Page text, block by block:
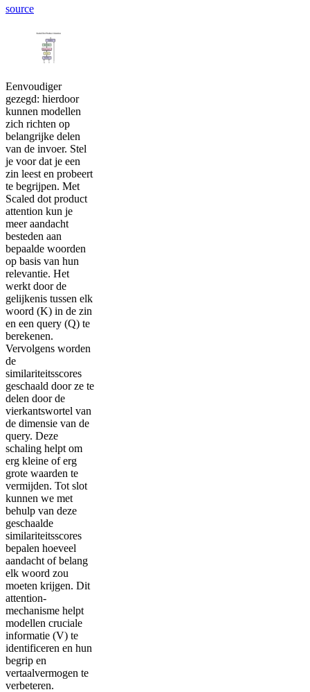
source
Eenvoudiger
gezegd: hierdoor
kunnen modellen
zich richten op
belangrijke delen
van de invoer. Stel
je voor dat je een
zin leest en probeert
te begrijpen. Met
Scaled dot product
attention kun je
meer aandacht
besteden aan
bepaalde woorden
op basis van hun
relevantie. Het
werkt door de
gelijkenis tussen elk
woord (K) in de zin
en een query (Q) te
berekenen.
Vervolgens worden
de
similariteitsscores
geschaald door ze te
delen door de
vierkantswortel van
de dimensie van de
query. Deze
schaling helpt om
erg kleine of erg
grote waarden te
vermijden. Tot slot
kunnen we met
behulp van deze
geschaalde
similariteitsscores
bepalen hoeveel
aandacht of belang
elk woord zou
moeten krijgen. Dit
attention-
mechanisme helpt
modellen cruciale
informatie (V) te
identificeren en hun
begrip en
vertaalvermogen te
verbeteren.